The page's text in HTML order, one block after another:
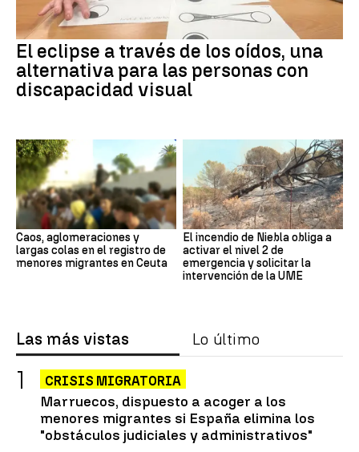
El eclipse a través de los oídos, una
alternativa para las personas con
discapacidad visual
Caos, aglomeraciones y
largas colas en el registro de
menores migrantes en Ceuta
El incendio de Niebla obliga a
activar el nivel 2 de
emergencia y solicitar la
intervención de la UME
Las más vistas Lo último
CRISIS MIGRATORIA
Marruecos, dispuesto a acoger a los
menores migrantes si España elimina los
"obstáculos judiciales y administrativos"